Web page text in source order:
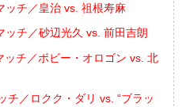
ッチ／皇治 vs. 祖根寿麻
チ／砂辺光久 vs. 前田吉朗
チ／ボビー・オロゴン vs. 北
チ／ロクク・ダリ vs. “ブラッ